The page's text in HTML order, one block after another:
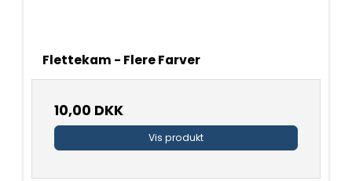
Flettekam - Flere Farver
10,00 DKK
Vis produkt